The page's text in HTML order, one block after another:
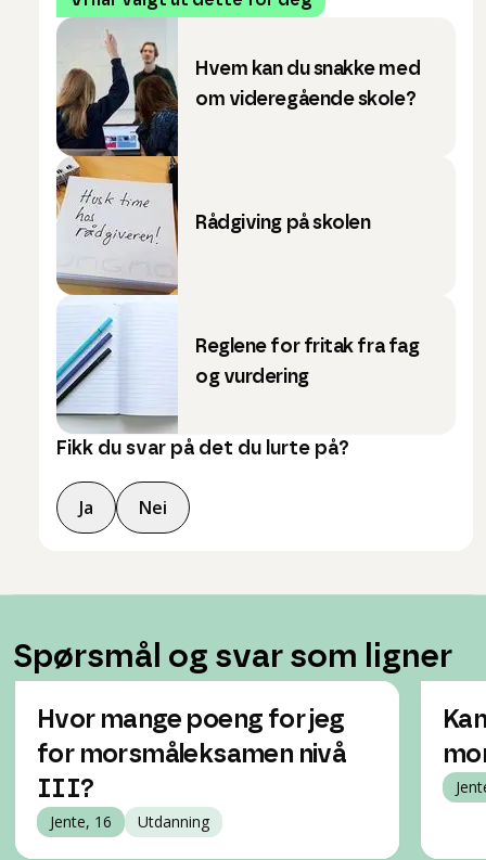
Hvem kan du snakke med
om videregående skole?
Rådgiving på skolen
Reglene for fritak fra fag
og vurdering
Fikk du svar på det du lurte på?
Ja Nei
Spørsmål og svar som ligner
Hvor mange poeng for jeg
for morsmåleksamen nivå
III?
Jente, 16 Utdanning